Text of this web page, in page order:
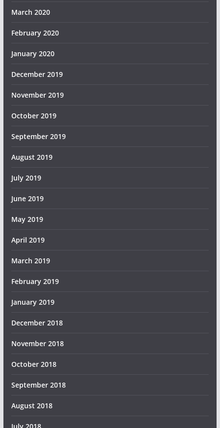
March 2020
February 2020
January 2020
December 2019
November 2019
October 2019
September 2019
August 2019
July 2019
June 2019
May 2019
April 2019
March 2019
February 2019
January 2019
December 2018
November 2018
October 2018
September 2018
August 2018